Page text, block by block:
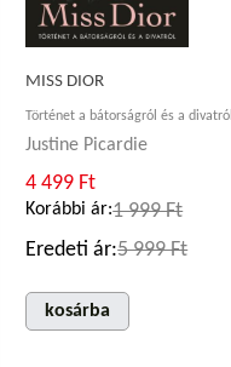
MISS DIOR
Történet a bátorságról és a divatról
Justine Picardie
4 499 Ft
Korábbi ár:1 999 Ft
Eredeti ár:5 999 Ft
kosárba